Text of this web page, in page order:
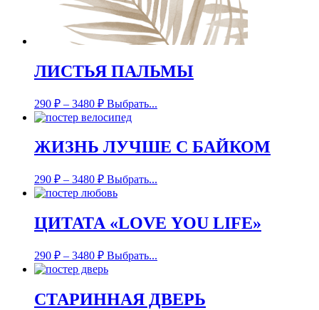
ЛИСТЬЯ ПАЛЬМЫ
290 ₽ – 3480 ₽ Выбрать...
ЖИЗНЬ ЛУЧШЕ С БАЙКОМ
290 ₽ – 3480 ₽ Выбрать...
ЦИТАТА «LOVE YOU LIFE»
290 ₽ – 3480 ₽ Выбрать...
СТАРИННАЯ ДВЕРЬ